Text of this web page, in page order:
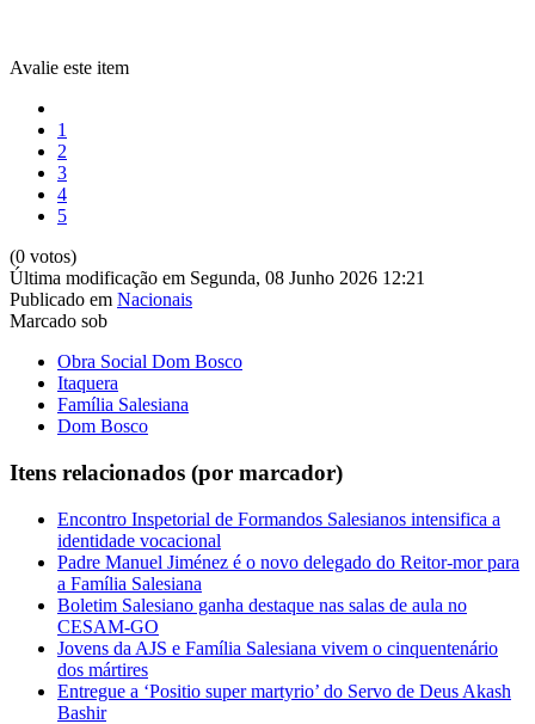
Avalie este item
1
2
3
4
5
(0 votos)
Última modificação em Segunda, 08 Junho 2026 12:21
Publicado em Nacionais
Marcado sob
Obra Social Dom Bosco
Itaquera
Família Salesiana
Dom Bosco
Itens relacionados (por marcador)
Encontro Inspetorial de Formandos Salesianos intensifica a
identidade vocacional
Padre Manuel Jiménez é o novo delegado do Reitor-mor para
a Família Salesiana
Boletim Salesiano ganha destaque nas salas de aula no
CESAM-GO
Jovens da AJS e Família Salesiana vivem o cinquentenário
dos mártires
Entregue a ‘Positio super martyrio’ do Servo de Deus Akash
Bashir